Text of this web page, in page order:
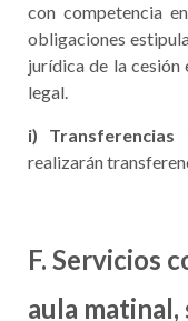
con competencia
obligaciones
jurídica de la
legal.
i) Transferencias
realizarán
F. Servicios
aula